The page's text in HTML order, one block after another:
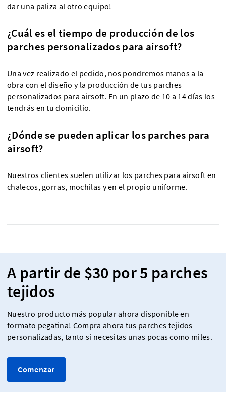
dar una paliza al otro equipo!
¿Cuál es el tiempo de producción de los
parches personalizados para airsoft?
Una vez realizado el pedido, nos pondremos manos a la
obra con el diseño y la producción de tus parches
personalizados para airsoft. En un plazo de 10 a 14 días los
tendrás en tu domicilio.
¿Dónde se pueden aplicar los parches para
airsoft?
Nuestros clientes suelen utilizar los parches para airsoft en
chalecos, gorras, mochilas y en el propio uniforme.
A partir de $30 por 5 parches
tejidos
Nuestro producto más popular ahora disponible en
formato pegatina! Compra ahora tus parches tejidos
personalizadas, tanto si necesitas unas pocas como miles.
Comenzar